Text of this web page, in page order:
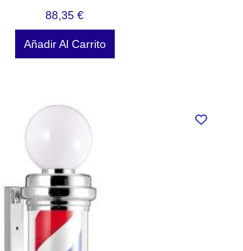
88,35 €
Añadir Al Carrito